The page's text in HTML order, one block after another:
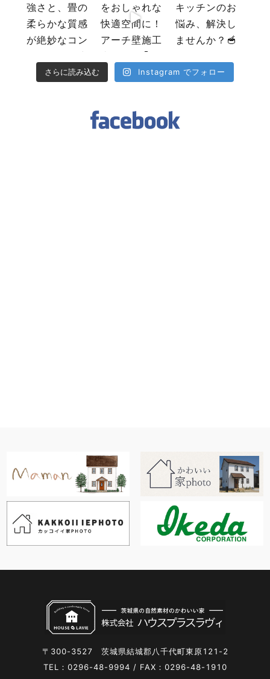
さらに読み込む Instagram でフォロー
〒300-3527 茨城県結城郡八千代町東原121-2
TEL：0296-48-9994 / FAX：0296-48-1910